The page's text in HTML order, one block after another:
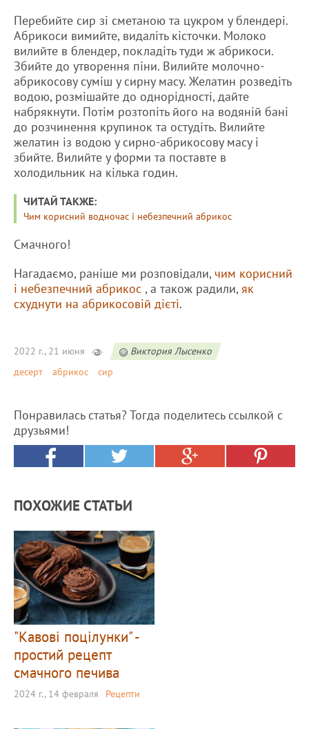
Перебийте сир зі сметаною та цукром у блендері.
Абрикоси вимийте, видаліть кісточки. Молоко
вилийте в блендер, покладіть туди ж абрикоси.
Збийте до утворення піни. Вилийте молочно-
абрикосову суміш у сирну масу. Желатин розведіть
водою, розмішайте до однорідності, дайте
набрякнути. Потім розтопіть його на водяній бані
до розчинення крупинок та остудіть. Вилийте
желатин із водою у сирно-абрикосову масу і
збийте. Вилийте у форми та поставте в
холодильник на кілька годин.
ЧИТАЙ ТАКЖЕ:
Чим корисний водночас і небезпечний абрикос
Смачного!
Нагадаємо, раніше ми розповідали, чим корисний
і небезпечний абрикос , а також радили, як
схуднути на абрикосовій дієті.
2022 г., 21 июня
Виктория Лысенко
десерт
абрикос сир
Понравилась статья? Тогда поделитесь ссылкой с
друзьями!
ПОХОЖИЕ СТАТЬИ
"Кавові поцілунки" -
простий рецепт
смачного печива
2024 г., 14 февраля Рецепти